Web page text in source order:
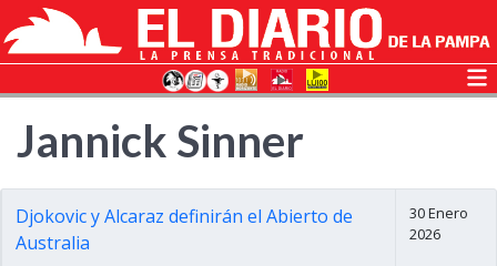
Jannick Sinner
Djokovic y Alcaraz definirán el Abierto de
Australia
30 Enero
2026